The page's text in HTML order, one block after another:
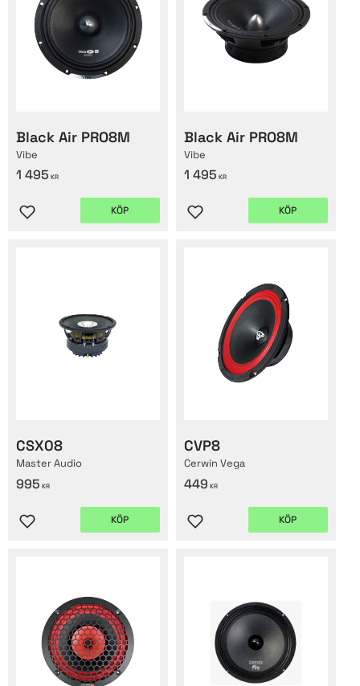
Black Air PRO8M
Vibe
1 495 KR
Lägg till i favoriter
KÖP
Black Air PRO8M
Vibe
1 495 KR
Lägg till i favoriter
KÖP
CSX08
Master Audio
995 KR
Lägg till i favoriter
KÖP
CVP8
Cerwin Vega
449 KR
Lägg till i favoriter
KÖP